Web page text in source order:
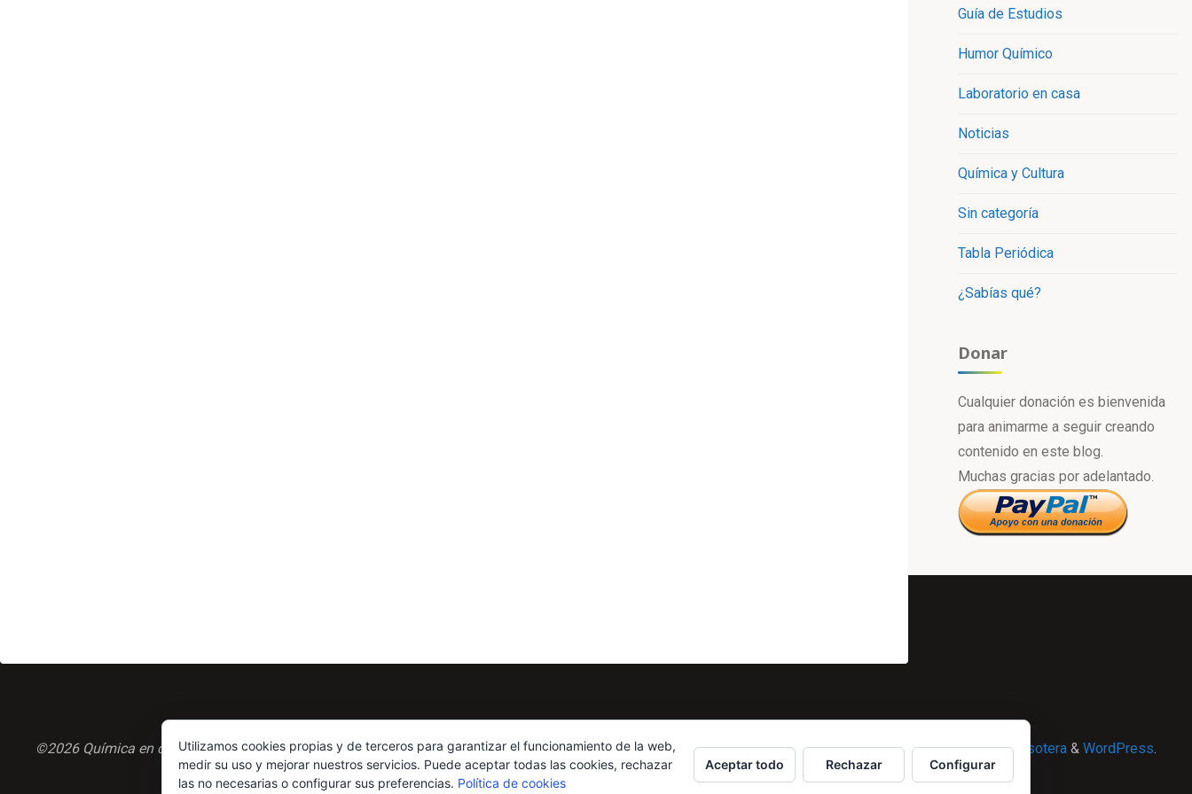
Guía de Estudios
Humor Químico
Laboratorio en casa
Noticias
Química y Cultura
Sin categoría
Tabla Periódica
¿Sabías qué?
Donar
Cualquier donación es bienvenida
para animarme a seguir creando
contenido en este blog.
Muchas gracias por adelantado.
Powered by Esotera & WordPress.
©2026 Química en casa.comUtilizamos cookies propias y de terceros para garantizar el funcionamiento de la web,
medir su uso y mejorar nuestros servicios. Puede aceptar todas las cookies, rechazar
las no necesarias o configurar sus preferencias. Política de cookies
Aceptar todo Rechazar Configurar